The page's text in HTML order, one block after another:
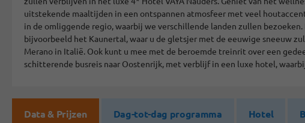
uitstekende maaltijden in een ontspannen atmosfeer met veel
in de omliggende regio, waarbij we verschillende landen zullen
bijvoorbeeld het Kaunertal, waar u de gletsjer met de eeuwige sneeuw
Merano in Italië. Ook kunt u mee met de beroemde treinrit over een
schitterende busreis naar Oostenrijk, met verblijf in een luxe hotel,
Data & Prijzen Dag-tot-dag programma Hotel